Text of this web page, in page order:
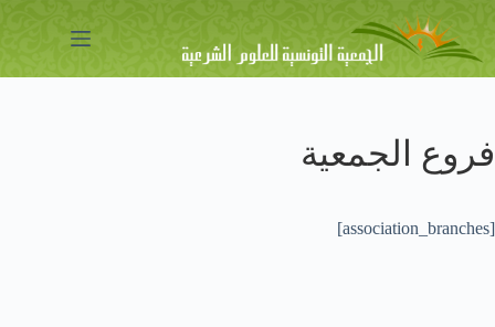
المحتوى
فروع الجمعية
[association_branches]